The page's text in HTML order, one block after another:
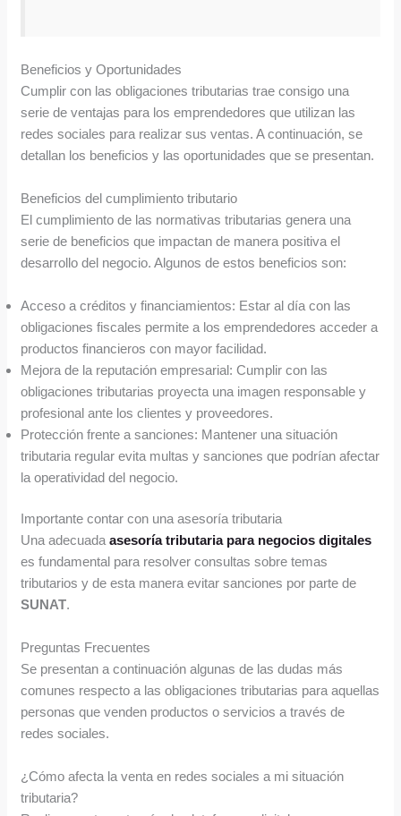
Beneficios y Oportunidades
Cumplir con las obligaciones tributarias trae consigo una
serie de ventajas para los emprendedores que utilizan las
redes sociales para realizar sus ventas. A continuación, se
detallan los beneficios y las oportunidades que se presentan.
Beneficios del cumplimiento tributario
El cumplimiento de las normativas tributarias genera una
serie de beneficios que impactan de manera positiva el
desarrollo del negocio. Algunos de estos beneficios son:
Acceso a créditos y financiamientos: Estar al día con las
obligaciones fiscales permite a los emprendedores acceder a
productos financieros con mayor facilidad.
Mejora de la reputación empresarial: Cumplir con las
obligaciones tributarias proyecta una imagen responsable y
profesional ante los clientes y proveedores.
Protección frente a sanciones: Mantener una situación
tributaria regular evita multas y sanciones que podrían afectar
la operatividad del negocio.
Importante contar con una asesoría tributaria
Una adecuadaasesoría tributaria para negocios digitales
es fundamental para resolver consultas sobre temas
tributarios y de esta manera evitar sanciones por parte de
SUNAT.
Preguntas Frecuentes
Se presentan a continuación algunas de las dudas más
comunes respecto a las obligaciones tributarias para aquellas
personas que venden productos o servicios a través de
redes sociales.
¿Cómo afecta la venta en redes sociales a mi situación
tributaria?